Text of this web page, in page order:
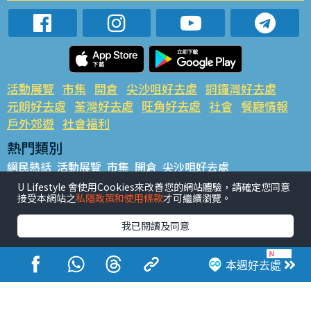
本週好去處
活動展覽 市集 開倉 尖沙咀好去處 銅鑼灣好去處
元朗好去處 荃灣好去處 旺角好去處 社會 餐廳情報
戶外郊遊 社會福利
熱門類別
網民熱話 活動展覽 市集 開倉 尖沙咀好去處
銅鑼灣好去處 元朗好去處 荃灣好去處 旺角好去處 社會
餐廳情報 戶外郊遊
熱門標籤
#UGO搵好去處 #人氣活動推介 #美食社群熱話
#親子玩樂好去處
#ULifestyle應用程式
#限時搶
#UJetso禮物放送
#ULifestyle商戶中心 #著數 #網絡熱話
U Lifestyle 會使用Cookies來改善您的網站體驗，請確定您同意
接受本網站之私隱政策和使用條款才可繼續瀏覽。
我已閱讀及同意